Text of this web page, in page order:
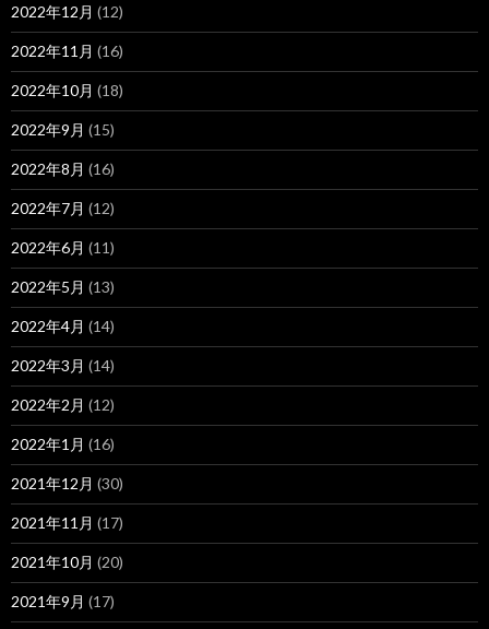
2022年12月 (12)
2022年11月 (16)
2022年10月 (18)
2022年9月 (15)
2022年8月 (16)
2022年7月 (12)
2022年6月 (11)
2022年5月 (13)
2022年4月 (14)
2022年3月 (14)
2022年2月 (12)
2022年1月 (16)
2021年12月 (30)
2021年11月 (17)
2021年10月 (20)
2021年9月 (17)